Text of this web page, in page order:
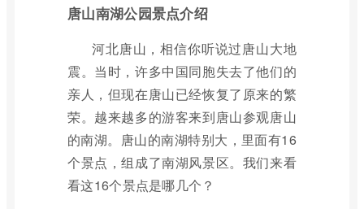
唐山南湖公园景点介绍
河北唐山，相信你听说过唐山大地
震。当时，许多中国同胞失去了他们的
亲人，但现在唐山已经恢复了原来的繁
荣。越来越多的游客来到唐山参观唐山
的南湖。唐山的南湖特别大，里面有16
个景点，组成了南湖风景区。我们来看
看这16个景点是哪几个？